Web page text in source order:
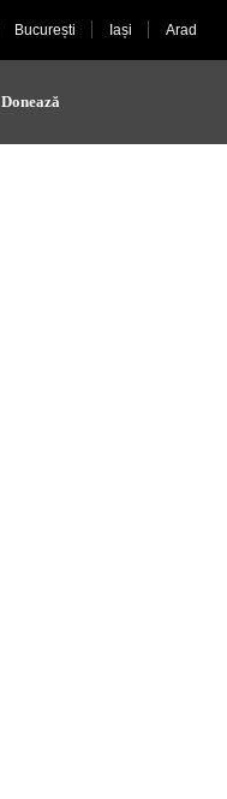
București Iași Arad
Donează